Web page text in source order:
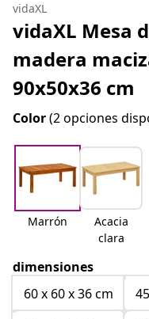
vidaXL
vidaXL Mesa
madera
90x50x36 cm
Color(2 opciones
Marrón
Acacia
clara
dimensiones
60 x 60 x 36 cm